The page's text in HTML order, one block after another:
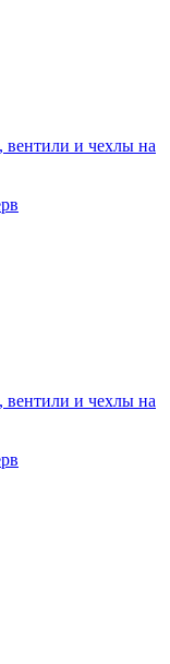
вентили и чехлы на
вентили и чехлы на